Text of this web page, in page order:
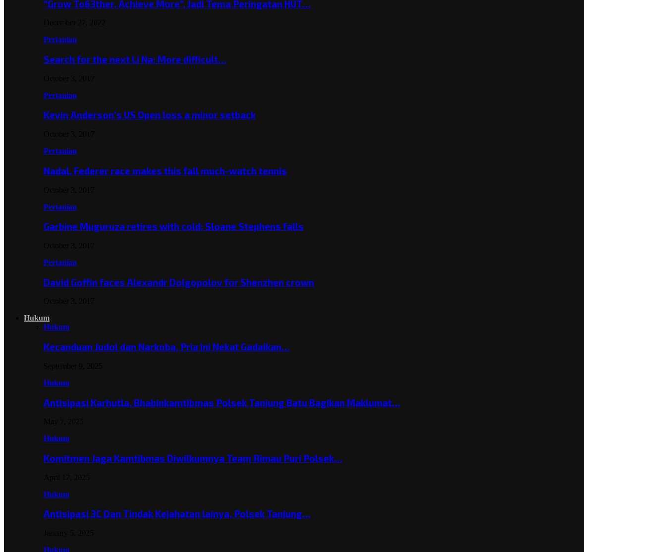
“Grow To63ther, Achieve More”, Jadi Tema Peringatan HUT…
Pertanian
Search for the next Li Na: More difficult…
Pertanian
Kevin Anderson’s US Open loss a minor setback
Pertanian
Nadal, Federer race makes this fall much-watch tennis
Pertanian
Garbine Muguruza retires with cold; Sloane Stephens falls
Pertanian
David Goffin faces Alexandr Dolgopolov for Shenzhen crown
Hukum
Hukum
Kecanduan Judol dan Narkoba, Pria Ini Nekat Gadaikan…
Hukum
Antisipasi Karhutla, Bhabinkamtibmas Polsek Tanjung Batu Bagikan Maklumat…
Hukum
Komitmen Jaga Kamtibmas Diwilkumnya Team Rimau Puri Polsek…
Hukum
Antisipasi 3C Dan Tindak Kejahatan lainya, Polsek Tanjung…
Hukum